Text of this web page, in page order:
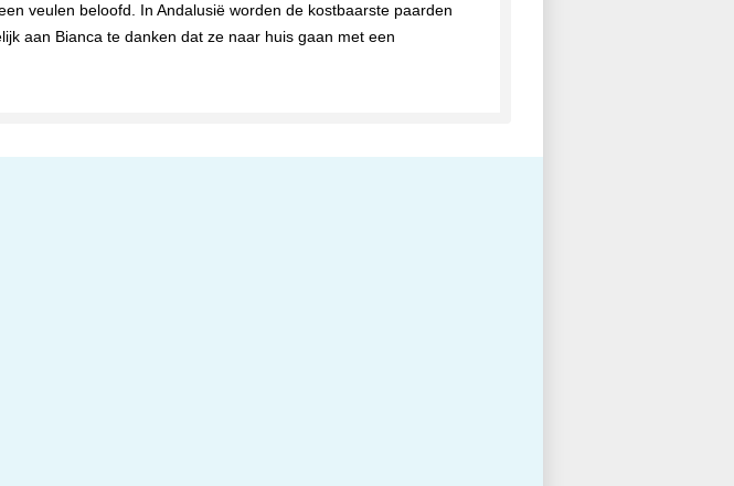
veulen beloofd. In Andalusië worden de kostbaarste paarden
aan Bianca te danken dat ze naar huis gaan met een